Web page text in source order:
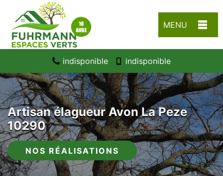
MENU
indisponible indisponible
Artisan élagueur Avon La Peze
10290
NOS RÉALISATIONS